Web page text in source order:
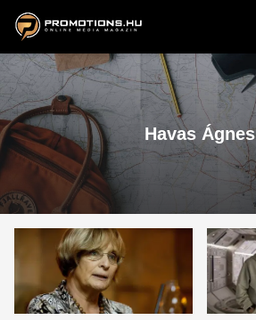
ZENE, FILM & KULT
Havas Ágnes